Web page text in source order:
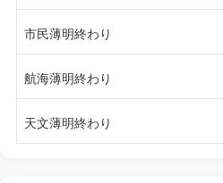
市民薄明終わり
航海薄明終わり
天文薄明終わり